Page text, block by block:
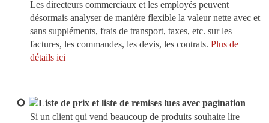
Les directeurs commerciaux et les employés peuvent
désormais analyser de manière flexible la valeur nette avec et
sans suppléments, frais de transport, taxes, etc. sur les
factures, les commandes, les devis, les contrats. Plus de
détails ici
Liste de prix et liste de remises lues avec pagination
Si un client qui vend beaucoup de produits souhaite lire